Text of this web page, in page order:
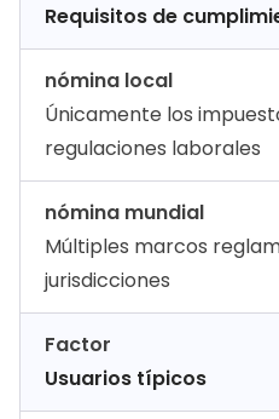
Requisitos de
nómina local
Únicamente los
regulaciones laborales
nómina mundial
Múltiples marcos
jurisdicciones
Factor
Usuarios típicos